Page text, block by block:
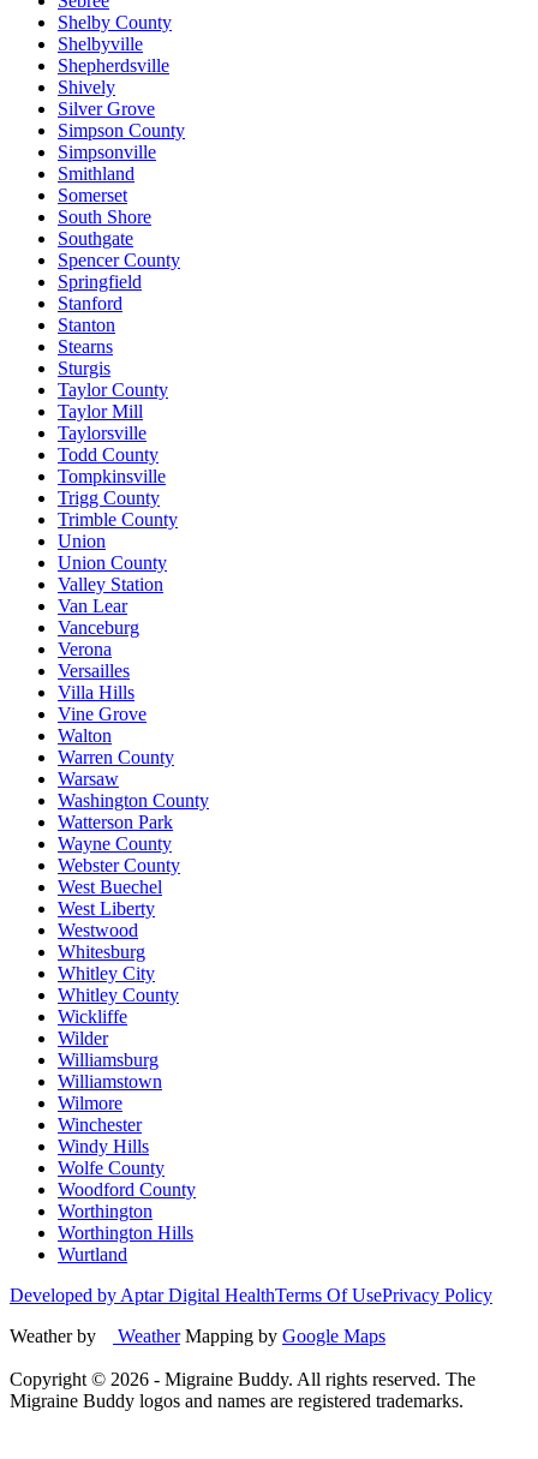
Shelby County
Shelbyville
Shepherdsville
Shively
Silver Grove
Simpson County
Simpsonville
Smithland
Somerset
South Shore
Southgate
Spencer County
Springfield
Stanford
Stanton
Stearns
Sturgis
Taylor County
Taylor Mill
Taylorsville
Todd County
Tompkinsville
Trigg County
Trimble County
Union
Union County
Valley Station
Van Lear
Vanceburg
Verona
Versailles
Villa Hills
Vine Grove
Walton
Warren County
Warsaw
Washington County
Watterson Park
Wayne County
Webster County
West Buechel
West Liberty
Westwood
Whitesburg
Whitley City
Whitley County
Wickliffe
Wilder
Williamsburg
Williamstown
Wilmore
Winchester
Windy Hills
Wolfe County
Woodford County
Worthington
Worthington Hills
Wurtland
Developed by Aptar Digital HealthTerms Of UsePrivacy Policy
Weather by
WeatherMapping by Google Maps
Copyright © 2026 - Migraine Buddy. All rights reserved. The
Migraine Buddy logos and names are registered trademarks.